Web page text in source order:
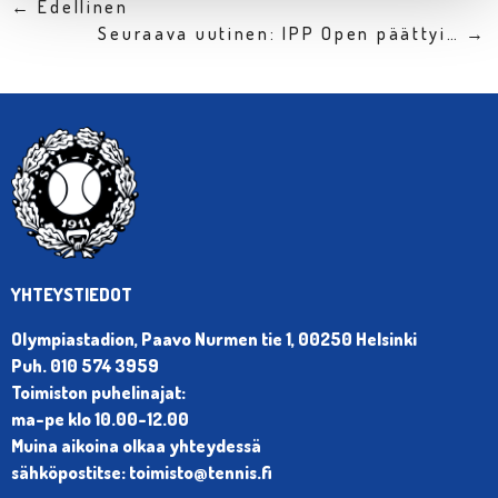
← Edellinen
Seuraava uutinen: IPP Open päättyi… →
YHTEYSTIEDOT
Olympiastadion, Paavo Nurmen tie 1, 00250 Helsinki
Puh. 010 574 3959
Toimiston puhelinajat:
ma-pe klo 10.00-12.00
Muina aikoina olkaa yhteydessä
sähköpostitse: toimisto@tennis.fi